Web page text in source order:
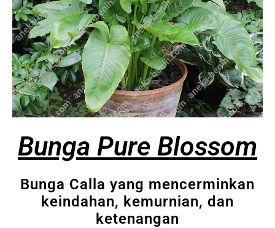
Bunga Pure Blossom
Bunga Calla yang mencerminkan
keindahan, kemurnian, dan
ketenangan